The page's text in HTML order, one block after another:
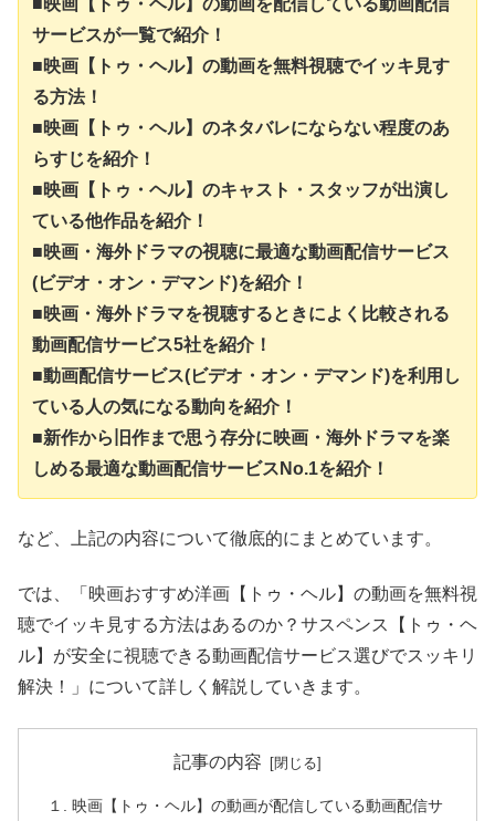
サービスが一覧で紹介！
■映画【トゥ・ヘル】の動画を無料視聴でイッキ見す
る方法！
■映画【トゥ・ヘル】のネタバレにならない程度のあ
らすじを紹介！
■映画【トゥ・ヘル】のキャスト・スタッフが出演し
ている他作品を紹介！
■映画・海外ドラマの視聴に最適な動画配信サービス
(ビデオ・オン・デマンド)を紹介！
■映画・海外ドラマを視聴するときによく比較される
動画配信サービス5社を紹介！
■動画配信サービス(ビデオ・オン・デマンド)を利用し
ている人の気になる動向を紹介！
■新作から旧作まで思う存分に映画・海外ドラマを楽
しめる最適な動画配信サービスNo.1を紹介！
など、上記の内容について徹底的にまとめています。
では、「映画おすすめ洋画【トゥ・ヘル】の動画を無料視
聴でイッキ見する方法はあるのか？サスペンス【トゥ・ヘ
ル】が安全に視聴できる動画配信サービス選びでスッキリ
解決！」について詳しく解説していきます。
記事の内容
１. 映画【トゥ・ヘル】の動画が配信している動画配信サ